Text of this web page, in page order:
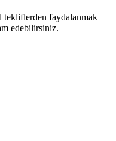
tekliflerden faydalanmak
edebilirsiniz.